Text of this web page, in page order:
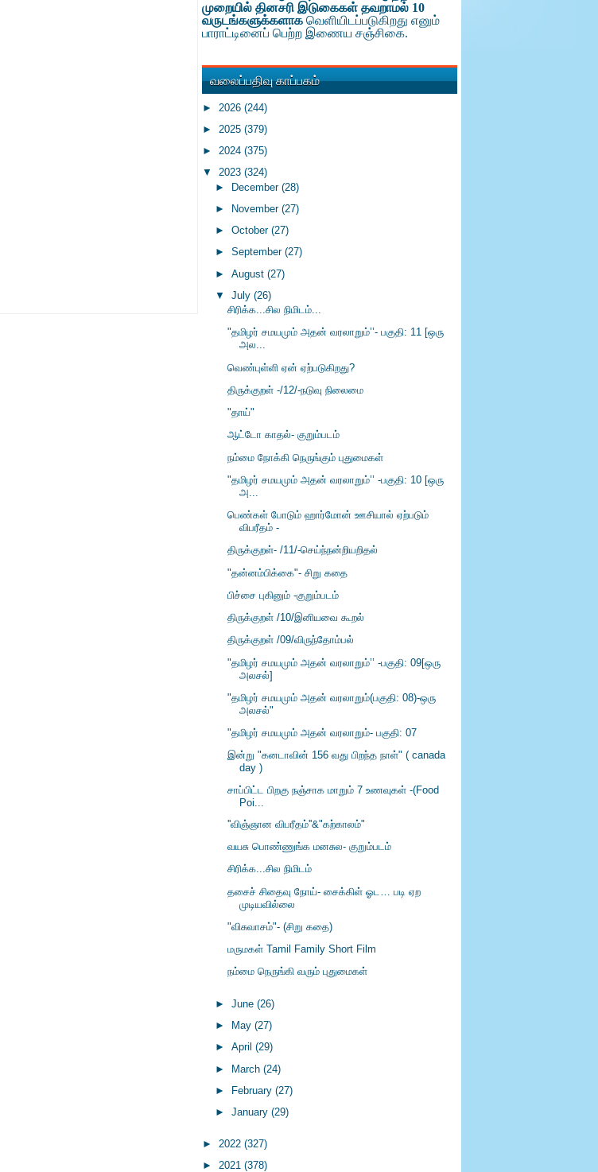
முறையில் தினசரி இடுகைகள் தவறாமல் 10
வருடங்களுக்களாக வெளியிடப்படுகிறது எனும்
பாராட்டினைப் பெற்ற இணைய சஞ்சிகை.
வலைப்பதிவு காப்பகம்
► 2026 (244)
► 2025 (379)
► 2024 (375)
▼ 2023 (324)
► December (28)
►
November (27)
► October (27)
► September (27)
► August (27)
▼ July (26)
சிரிக்க...சில நிமிடம்...
"தமிழர் சமயமும் அதன் வரலாறும்’’- பகுதி: 11 [ஒரு
அல...
வெண்புள்ளி ஏன் ஏற்படுகிறது?
திருக்குறள் -/12/-நடுவு நிலைமை
"தாய்"
ஆட்டோ காதல்- குறும்படம்
நம்மை நோக்கி நெருங்கும் புதுமைகள்
"தமிழர் சமயமும் அதன் வரலாறும்’’ -பகுதி: 10 [ஒரு
அ...
பெண்கள் போடும் ஹார்மோன் ஊசியால் ஏற்படும்
விபரீதம் -
திருக்குறள்- /11/-செய்ந்நன்றியறிதல்
"தன்னம்பிக்கை"- சிறு கதை
பிச்சை புகினும் -குறும்படம்
திருக்குறள் /10/இனியவை கூறல்
திருக்குறள் /09/விருந்தோம்பல்
"தமிழர் சமயமும் அதன் வரலாறும்’’ -பகுதி: 09[ஒரு
அலசல்]
"தமிழர் சமயமும் அதன் வரலாறும்(பகுதி: 08)-ஒரு
அலசல்"
"தமிழர் சமயமும் அதன் வரலாறும்- பகுதி: 07
இன்று "கனடாவின் 156 வது பிறந்த நாள்" ( canada
day )
சாப்பிட்ட பிறகு நஞ்சாக மாறும் 7 உணவுகள் -(Food
Poi...
''விஞ்ஞான விபரீதம்''&"கற்காலம்"
வயசு பொண்ணுங்க மனசுல- குறும்படம்
சிரிக்க...சில நிமிடம்
தசைச் சிதைவு நோய்- சைக்கிள் ஓட… படி ஏற
முடியவில்லை
"விசுவாசம்"- (சிறு கதை)
மருமகள் Tamil Family Short Film
நம்மை நெருங்கி வரும் புதுமைகள்
► June (26)
►
May (27)
► April (29)
► March (24)
►
February (27)
► January (29)
► 2022 (327)
► 2021 (378)